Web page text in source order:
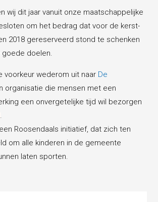
wij dit jaar vanuit onze maatschappelijke
om het bedrag dat voor de kerst-
2018 gereserveerd stond te schenken
goede doelen.
voorkeur wederom uit naar De
organisatie die mensen met een
een onvergetelijke tijd wil bezorgen
.
Roosendaals initiatief, dat zich ten
om alle kinderen in de gemeente
laten sporten.